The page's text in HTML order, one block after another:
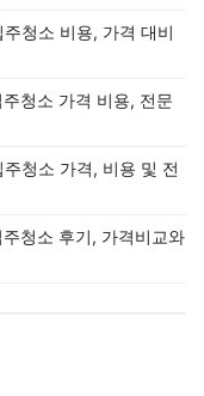
청소 비용, 가격 대비
청소 가격 비용, 전문
청소 가격, 비용 및 전
청소 후기, 가격비교와